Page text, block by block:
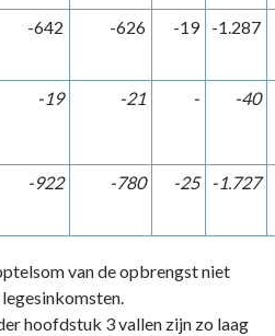
-642 -626 -19 -1.287
-19 -21 - -40
-922 -780 -25 -1.727
van de opbrengst niet
hoofdstuk 3 vallen zijn zo laag